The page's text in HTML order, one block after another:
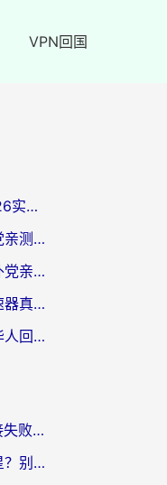
VPN回国
香港翻墙大陆不用愁？2026实用回国加速器指南：从选到用一步到位
穿梭和番茄哪个好？海外党亲测：这3点帮你选对回国加速器
穿梭和九州连好用吗？海外党亲测：3步选对回国加速器，无缝刷国内剧玩国服
海外党必看：苹果免费加速器真的能解决回国访问难题吗？附实测对比与全平台方案
海外华人必看：如何选对华人回国VPN，无缝刷国内剧、玩手游？
世界Online海外服务器链接失败怎么解决？告别卡顿延迟，海外玩国服游戏的正确打开方式
澳大利亚怎么玩荣耀全明星？别让延迟毁了你的连招！海外党专属加速攻略